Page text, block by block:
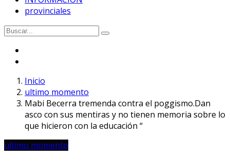
provinciales
Inicio
ultimo momento
Mabi Becerra tremenda contra el poggismo.Dan
asco con sus mentiras y no tienen memoria sobre lo
que hicieron con la educación “
ultimo momento